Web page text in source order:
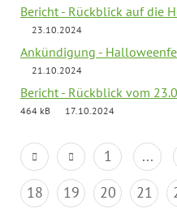
Bericht - Rückblick auf die
23.10.2024
Ankündigung -
21.10.2024
Bericht - Rückblick vom
464 kB
17.10.2024
1 ...
18
19 20 21